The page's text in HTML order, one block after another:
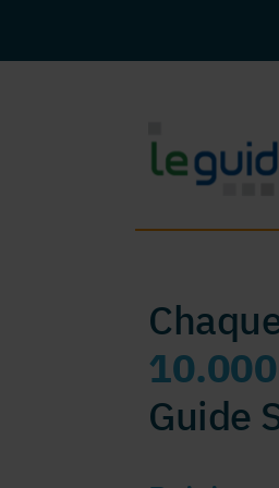
Guide